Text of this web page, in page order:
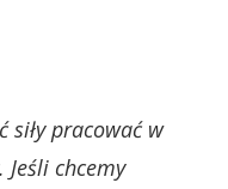
siły pracować w
Jeśli chcemy